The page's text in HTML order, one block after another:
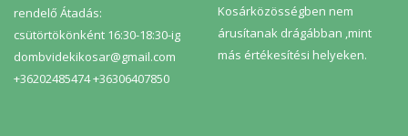
rendelő Átadás:
csütörtökönként 16:30-18:30-ig
dombvidekikosar@gmail.com
+36202485474 +36306407850
Kosárközösségben nem
árusítanak drágábban ,mint
más értékesítési helyeken.